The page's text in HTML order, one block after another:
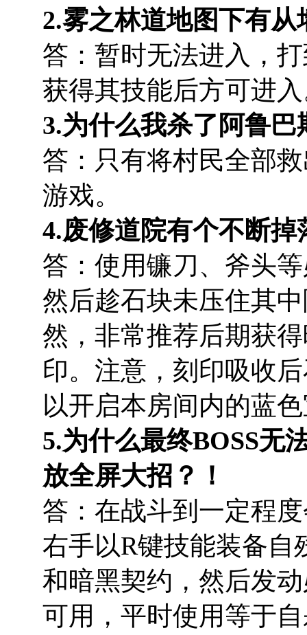
2.雾之林道地图下有
答：暂时无法进入，
获得其技能后方可进
3.为什么我杀了阿鲁
答：只有将村民全部
游戏。
4.废修道院有个不断
答：使用镰刀、斧头
然后趁石块未压住其
然，非常推荐后期获
印。注意，刻印吸收
以开启本房间内的蓝
5.为什么最终BOSS无
放全屏大招？！
答：在战斗到一定程
右手以R键技能装备自
和暗黑契约，然后发
可用，平时使用等于